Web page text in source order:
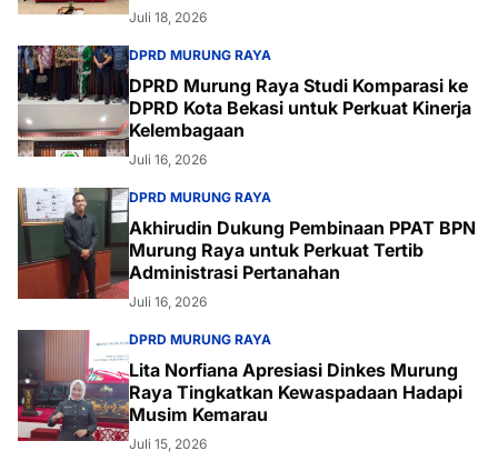
Juli 18, 2026
DPRD MURUNG RAYA
DPRD Murung Raya Studi Komparasi ke
DPRD Kota Bekasi untuk Perkuat Kinerja
Kelembagaan
Juli 16, 2026
DPRD MURUNG RAYA
Akhirudin Dukung Pembinaan PPAT BPN
Murung Raya untuk Perkuat Tertib
Administrasi Pertanahan
Juli 16, 2026
DPRD MURUNG RAYA
Lita Norfiana Apresiasi Dinkes Murung
Raya Tingkatkan Kewaspadaan Hadapi
Musim Kemarau
Juli 15, 2026